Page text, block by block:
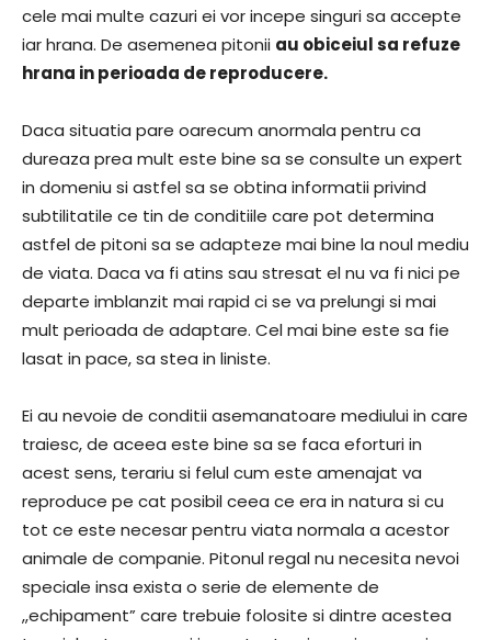
cele mai multe cazuri ei vor incepe singuri sa accepte
iar hrana. De asemenea pitonii au obiceiul sa refuze
hrana in perioada de reproducere.
Daca situatia pare oarecum anormala pentru ca
dureaza prea mult este bine sa se consulte un expert
in domeniu si astfel sa se obtina informatii privind
subtilitatile ce tin de conditiile care pot determina
astfel de pitoni sa se adapteze mai bine la noul mediu
de viata. Daca va fi atins sau stresat el nu va fi nici pe
departe imblanzit mai rapid ci se va prelungi si mai
mult perioada de adaptare. Cel mai bine este sa fie
lasat in pace, sa stea in liniste.
Ei au nevoie de conditii asemanatoare mediului in care
traiesc, de aceea este bine sa se faca eforturi in
acest sens, terariu si felul cum este amenajat va
reproduce pe cat posibil ceea ce era in natura si cu
tot ce este necesar pentru viata normala a acestor
animale de companie. Pitonul regal nu necesita nevoi
speciale insa exista o serie de elemente de
,,echipament” care trebuie folosite si dintre acestea